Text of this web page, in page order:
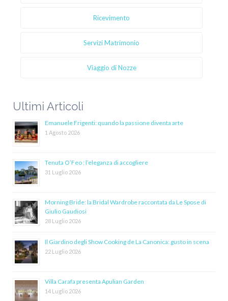
Ricevimento
Servizi Matrimonio
Viaggio di Nozze
Ultimi Articoli
Emanuele Frigenti: quando la passione diventa arte
1 Agosto 2026
Tenuta O’Feo : l’eleganza di accogliere
31 Luglio 2026
Morning Bride: la Bridal Wardrobe raccontata da Le Spose di
Giulio Gaudiosi
28 Luglio 2026
Il Giardino degli Show Cooking de La Canonica: gusto in scena
22 Luglio 2026
Villa Carafa presenta Apulian Garden
14 Luglio 2026